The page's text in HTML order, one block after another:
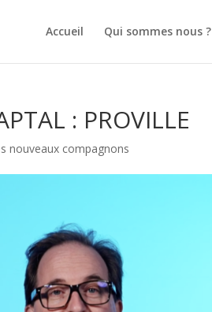
Accueil Qui sommes nous ?
: PROVILLE
nouveaux compagnons